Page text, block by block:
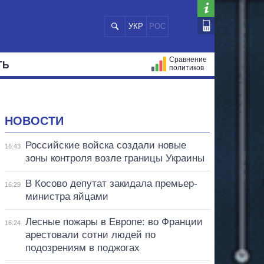
УКР РОС
Сравнение
политиков
НОВОСТИ
16:43
Российские войска создали новые
зоны контроля возле границы Украины
16:29
В Косово депутат закидала премьер-
министра яйцами
16:24
Лесные пожары в Европе: во Франции
арестовали сотни людей по
подозрениям в поджогах